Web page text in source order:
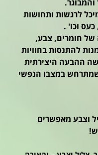
לרגשות ותחושות
וכו' .
של חומרים, צבע,
להתנסות בחוויות
ההבעה היצירתית
שמתרחש במצבו הנפשי
וצבע מאפשרים